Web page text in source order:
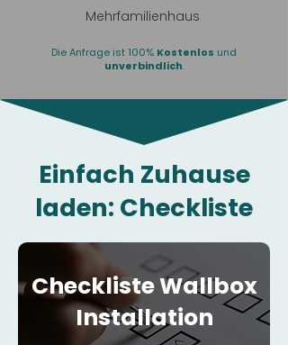
Mehrfamilienhaus
Die Anfrage ist 100% Kostenlos und
unverbindlich.
Einfach Zuhause
laden: Checkliste
Checkliste Wallbox
Installation